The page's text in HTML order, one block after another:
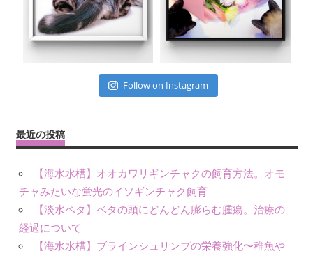
Follow on Instagram
最近の投稿
【海水水槽】オオカワリギンチャクの飼育方法。オモ
チャみたいな蛍光のイソギンチャク飼育
【淡水ベタ】ベタの頭にどんどん膨らむ腫瘍。治療の
経過について
【海水水槽】ブラインシュリンプの栄養強化〜稚魚や